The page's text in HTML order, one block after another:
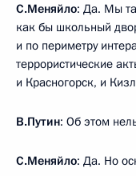
С.Меняйло: Да. Мы
как бы школьный
и по периметру
террористические
и Красногорск, и
В.Путин: Об этом
С.Меняйло: Да. Но